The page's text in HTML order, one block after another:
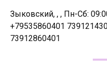
Зыковский, , , Пн-Сб:
+79535860401
73912860401